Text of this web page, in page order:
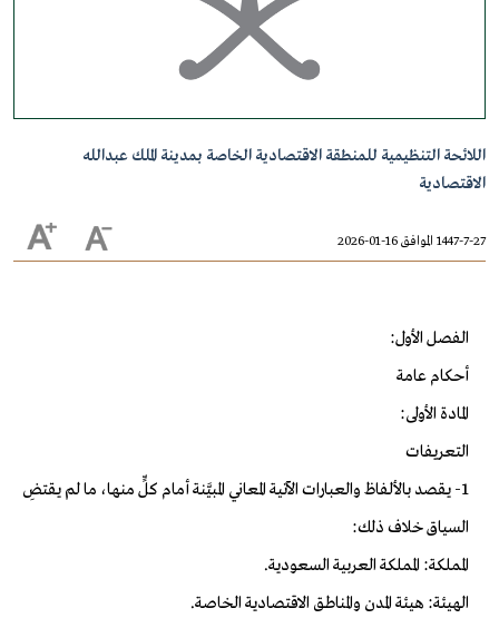
اللائحة التنظيمية للمنطقة الاقتصادية الخاصة بمدينة الملك عبدالله
الاقتصادية
1447-7-27 الموافق 16-01-2026
الفصل الأول:
أحكام عامة
المادة الأولى:
التعريفات
1- يقصد بالألفاظ والعبارات الآتية المعاني المبيَّنة أمام كلٍّ منها، ما لم يقتضِ
السياق خلاف ذلك:
المملكة: المملكة العربية السعودية.
الهيئة: هيئة المدن والمناطق الاقتصادية الخاصة.